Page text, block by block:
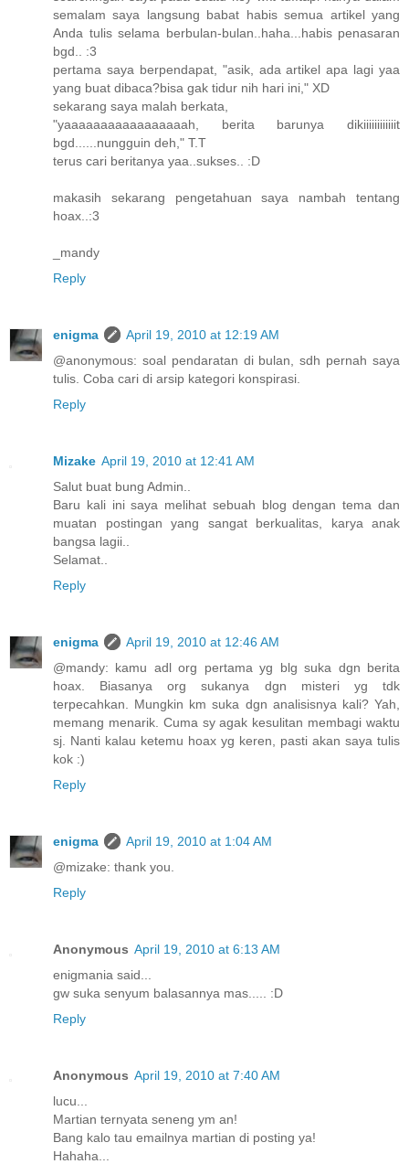
semalam saya langsung babat habis semua artikel yang
Anda tulis selama berbulan-bulan..haha...habis penasaran
bgd.. :3
pertama saya berpendapat, "asik, ada artikel apa lagi yaa
yang buat dibaca?bisa gak tidur nih hari ini," XD
sekarang saya malah berkata,
"yaaaaaaaaaaaaaaaaah, berita barunya dikiiiiiiiiiiiit
bgd......nungguin deh," T.T
terus cari beritanya yaa..sukses.. :D
makasih sekarang pengetahuan saya nambah tentang
hoax..:3
_mandy
Reply
enigma
April 19, 2010 at 12:19 AM
@anonymous: soal pendaratan di bulan, sdh pernah saya
tulis. Coba cari di arsip kategori konspirasi.
Reply
Mizake April 19, 2010 at 12:41 AM
Salut buat bung Admin..
Baru kali ini saya melihat sebuah blog dengan tema dan
muatan postingan yang sangat berkualitas, karya anak
bangsa lagii..
Selamat..
Reply
enigma
April 19, 2010 at 12:46 AM
@mandy: kamu adl org pertama yg blg suka dgn berita
hoax. Biasanya org sukanya dgn misteri yg tdk
terpecahkan. Mungkin km suka dgn analisisnya kali? Yah,
memang menarik. Cuma sy agak kesulitan membagi waktu
sj. Nanti kalau ketemu hoax yg keren, pasti akan saya tulis
kok :)
Reply
enigma
April 19, 2010 at 1:04 AM
@mizake: thank you.
Reply
Anonymous April 19, 2010 at 6:13 AM
enigmania said...
gw suka senyum balasannya mas..... :D
Reply
Anonymous April 19, 2010 at 7:40 AM
lucu...
Martian ternyata seneng ym an!
Bang kalo tau emailnya martian di posting ya!
Hahaha...